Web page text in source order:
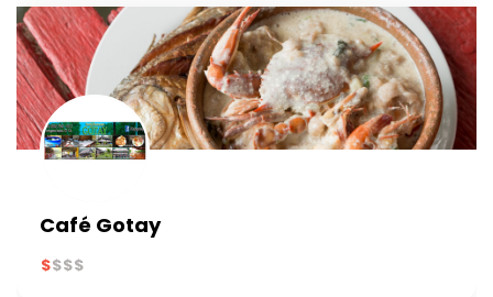
Café Gotay